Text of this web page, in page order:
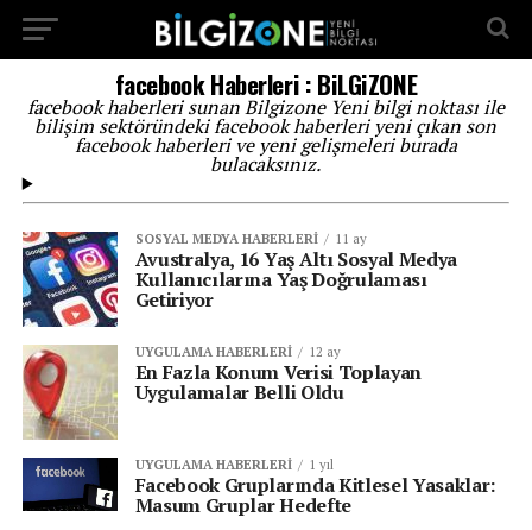
facebook Haberleri : BiLGiZONE
facebook haberleri sunan Bilgizone Yeni bilgi noktası ile
bilişim sektöründeki facebook haberleri yeni çıkan son
facebook haberleri ve yeni gelişmeleri burada
bulacaksınız.
SOSYAL MEDYA HABERLERI 11 ay
Avustralya, 16 Yaş Altı Sosyal Medya
Kullanıcılarına Yaş Doğrulaması
Getiriyor
UYGULAMA HABERLERI 12 ay
En Fazla Konum Verisi Toplayan
Uygulamalar Belli Oldu
UYGULAMA HABERLERI 1 yıl
Facebook Gruplarında Kitlesel Yasaklar:
Masum Gruplar Hedefte